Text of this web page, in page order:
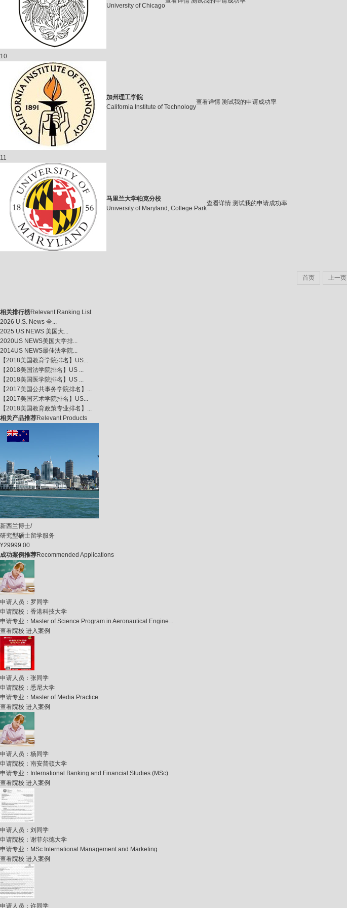
University of Chicago
10
加州理工学院
California Institute of Technology
查看详情 测试我的申请成功率
11
马里兰大学帕克分校
University of Maryland, College Park
查看详情 测试我的申请成功率
首页 上一页
相关排行榜Relevant Ranking List
2026 U.S. News 全...
2025 US NEWS 美国大...
2020US NEWS美国大学排...
2014US NEWS最佳法学院...
【2018美国教育学院排名】US...
【2018美国法学院排名】US ...
【2018美国医学院排名】US ...
【2017美国公共事务学院排名】...
【2017美国艺术学院排名】US...
【2018美国教育政策专业排名】...
相关产品推荐Relevant Products
新西兰博士/
研究型硕士留学服务
¥29999.00
成功案例推荐Recommended Applications
申请人员： 罗同学
申请院校： 香港科技大学
申请专业： Master of Science Program in Aeronautical Engine...
查看院校 进入案例
申请人员： 张同学
申请院校： 悉尼大学
申请专业： Master of Media Practice
查看院校 进入案例
申请人员： 杨同学
申请院校： 南安普顿大学
申请专业： International Banking and Financial Studies (MSc)
查看院校 进入案例
申请人员： 刘同学
申请院校： 谢菲尔德大学
申请专业： MSc International Management and Marketing
查看院校 进入案例
申请人员： 许同学